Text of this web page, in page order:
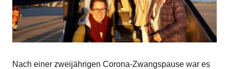
Nach einer zweijährigen Corona-Zwangspause war es